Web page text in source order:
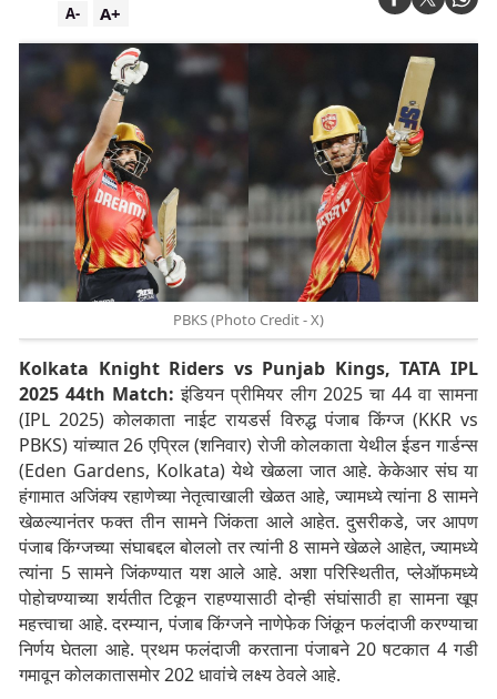
A+
A-
PBKS (Photo Credit - X)
Kolkata Knight Riders vs Punjab Kings, TATA IPL
2025 44th Match: इंडियन प्रीमियर लीग 2025 चा 44 वा सामना
(IPL 2025) कोलकाता नाईट रायडर्स विरुद्ध पंजाब किंग्ज (KKR vs
PBKS) यांच्यात 26 एप्रिल (शनिवार) रोजी कोलकाता येथील ईडन गार्डन्स
(Eden Gardens, Kolkata) येथे खेळला जात आहे. केकेआर संघ या
हंगामात अजिंक्य रहाणेच्या नेतृत्वाखाली खेळत आहे, ज्यामध्ये त्यांना 8 सामने
खेळल्यानंतर फक्त तीन सामने जिंकता आले आहेत. दुसरीकडे, जर आपण
पंजाब किंग्जच्या संघाबद्दल बोललो तर त्यांनी 8 सामने खेळले आहेत, ज्यामध्ये
त्यांना 5 सामने जिंकण्यात यश आले आहे. अशा परिस्थितीत, प्लेऑफमध्ये
पोहोचण्याच्या शर्यतीत टिकून राहण्यासाठी दोन्ही संघांसाठी हा सामना खूप
महत्त्वाचा आहे. दरम्यान, पंजाब किंग्जने नाणेफेक जिंकून फलंदाजी करण्याचा
निर्णय घेतला आहे. प्रथम फलंदाजी करताना पंजाबने 20 षटकात 4 गडी
गमावून कोलकातासमोर 202 धावांचे लक्ष्य ठेवले आहे.